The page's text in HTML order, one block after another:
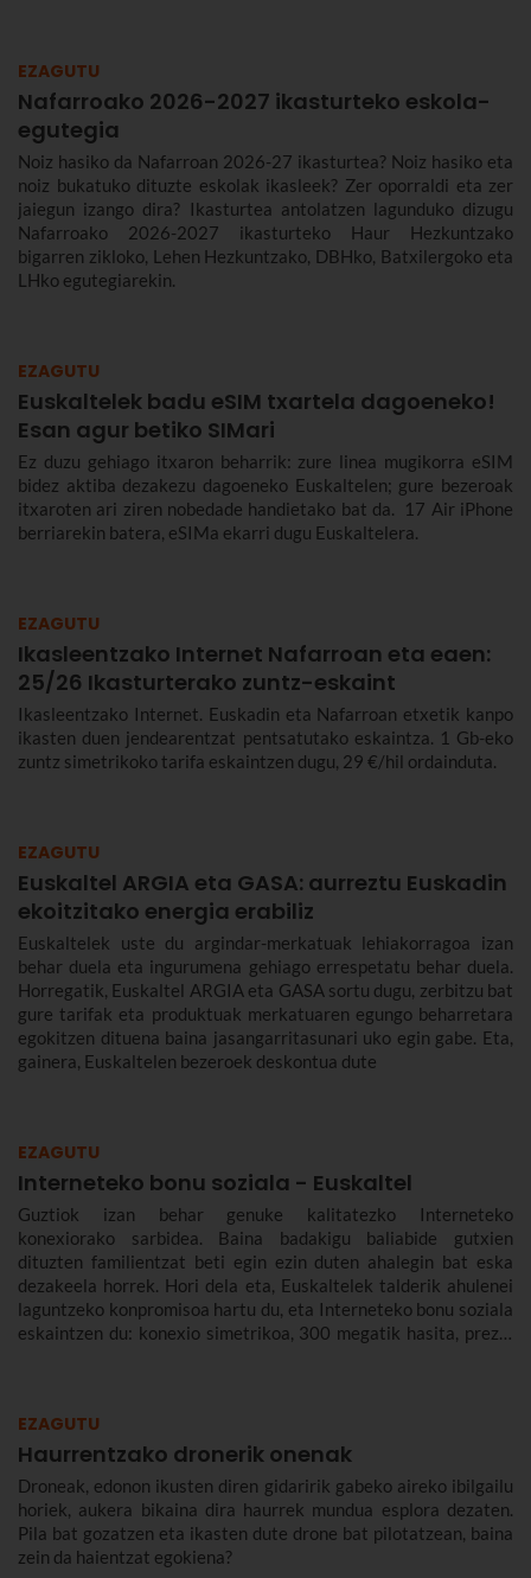
EZAGUTU
Nafarroako 2026-2027 ikasturteko eskola-
egutegia
Noiz hasiko da Nafarroan 2026-27 ikasturtea? Noiz hasiko eta
noiz bukatuko dituzte eskolak ikasleek? Zer oporraldi eta zer
jaiegun izango dira? Ikasturtea antolatzen lagunduko dizugu
Nafarroako 2026-2027 ikasturteko Haur Hezkuntzako
bigarren zikloko, Lehen Hezkuntzako, DBHko, Batxilergoko eta
LHko egutegiarekin.
EZAGUTU
Euskaltelek badu eSIM txartela dagoeneko!
Esan agur betiko SIMari
Ez duzu gehiago itxaron beharrik: zure linea mugikorra eSIM
bidez aktiba dezakezu dagoeneko Euskaltelen; gure bezeroak
itxaroten ari ziren nobedade handietako bat da. 17 Air iPhone
berriarekin batera, eSIMa ekarri dugu Euskaltelera.
EZAGUTU
Ikasleentzako Internet Nafarroan eta eaen:
25/26 Ikasturterako zuntz-eskaint
Ikasleentzako Internet. Euskadin eta Nafarroan etxetik kanpo
ikasten duen jendearentzat pentsatutako eskaintza. 1 Gb-eko
zuntz simetrikoko tarifa eskaintzen dugu, 29 €/hil ordainduta.
EZAGUTU
Euskaltel ARGIA eta GASA: aurreztu Euskadin
ekoitzitako energia erabiliz
Euskaltelek uste du argindar-merkatuak lehiakorragoa izan
behar duela eta ingurumena gehiago errespetatu behar duela.
Horregatik, Euskaltel ARGIA eta GASA sortu dugu, zerbitzu bat
gure tarifak eta produktuak merkatuaren egungo beharretara
egokitzen dituena baina jasangarritasunari uko egin gabe. Eta,
gainera, Euskaltelen bezeroek deskontua dute
EZAGUTU
Interneteko bonu soziala - Euskaltel
Guztiok izan behar genuke kalitatezko Interneteko
konexiorako sarbidea. Baina badakigu baliabide gutxien
dituzten familientzat beti egin ezin duten ahalegin bat eska
dezakeela horrek. Hori dela eta, Euskaltelek talderik ahulenei
laguntzeko konpromisoa hartu du, eta Interneteko bonu soziala
eskaintzen du: konexio simetrikoa, 300 megatik hasita, prezio
EZAGUTU
Haurrentzako dronerik onenak
Droneak, edonon ikusten diren gidaririk gabeko aireko ibilgailu
horiek, aukera bikaina dira haurrek mundua esplora dezaten.
Pila bat gozatzen eta ikasten dute drone bat pilotatzean, baina
zein da haientzat egokiena?